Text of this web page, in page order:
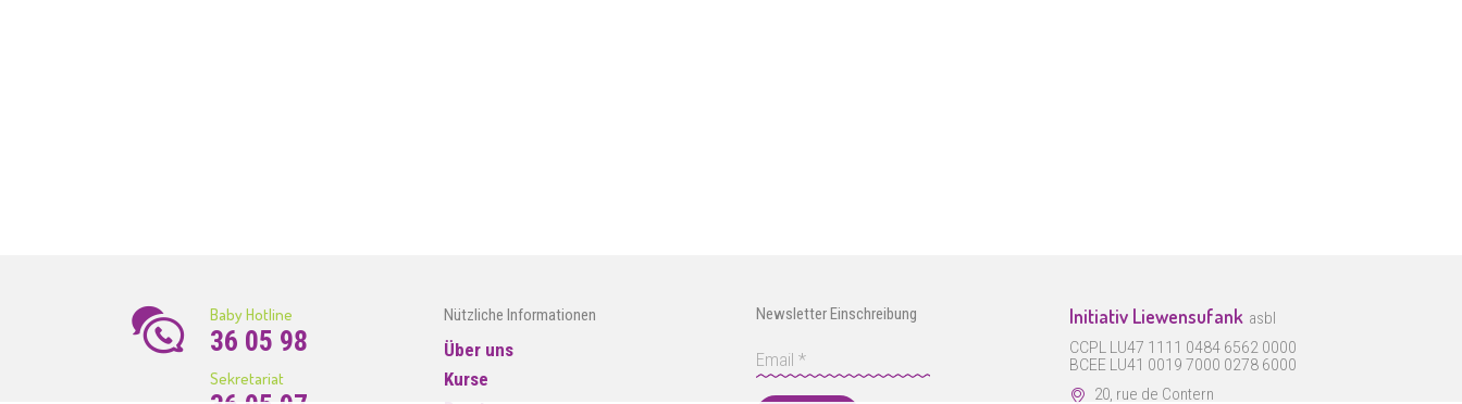
Baby Hotline
36 05 98
Sekretariat
Nützliche Informationen
Über uns
Kurse
Newsletter Einschreibung Initiativ Liewensufank asbl
CCPL LU47 1111 0484 6562 0000
BCEE LU41 0019 7000 0278 6000
20, rue de Contern